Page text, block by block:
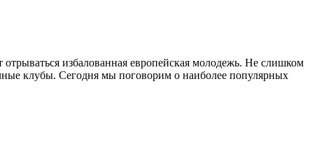
избалованная европейская молодежь. Не слишком
клубы. Сегодня мы поговорим о наиболее популярных